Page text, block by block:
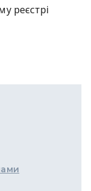
реєстрі